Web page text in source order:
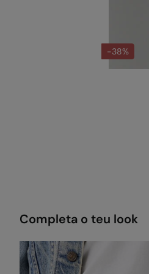
-38%
Completa o teu look